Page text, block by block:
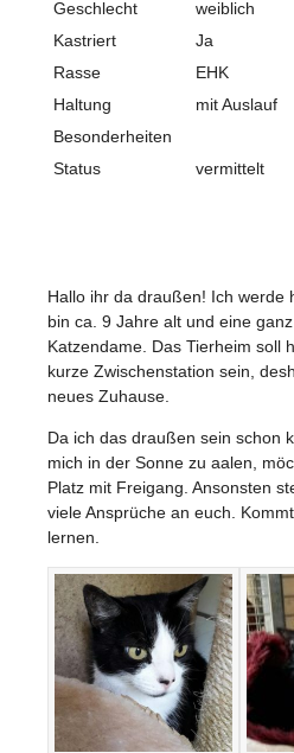
Geschlecht
weiblich
Kastriert
Ja
Rasse
EHK
Haltung
mit Auslauf
Besonderheiten
Status
vermittelt
Hallo ihr da draußen! Ich werde
bin ca. 9 Jahre alt und eine
Katzendame. Das Tierheim soll
kurze Zwischenstation sein,
neues Zuhause.
Da ich das draußen sein schon
mich in der Sonne zu aalen,
Platz mit Freigang. Ansonsten
viele Ansprüche an euch.
lernen.